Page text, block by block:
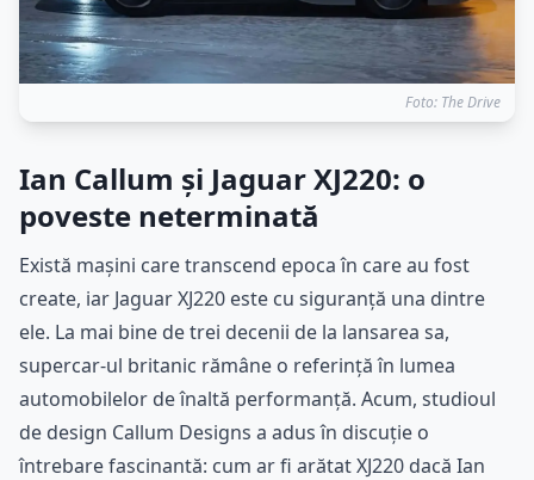
Foto: The Drive
Ian Callum și Jaguar XJ220: o
poveste neterminată
Există mașini care transcend epoca în care au fost
create, iar Jaguar XJ220 este cu siguranță una dintre
ele. La mai bine de trei decenii de la lansarea sa,
supercar-ul britanic rămâne o referință în lumea
automobilelor de înaltă performanță. Acum, studioul
de design Callum Designs a adus în discuție o
întrebare fascinantă: cum ar fi arătat XJ220 dacă Ian